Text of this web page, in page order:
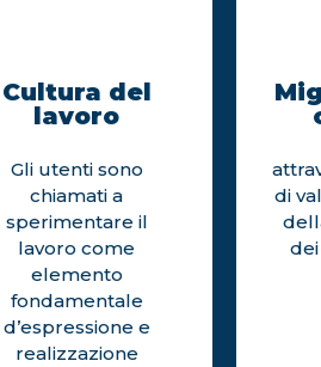
Cultura del
lavoro
Gli utenti sono
chiamati a
sperimentare il
lavoro come
elemento
fondamentale
d’espressione e
realizzazione
di